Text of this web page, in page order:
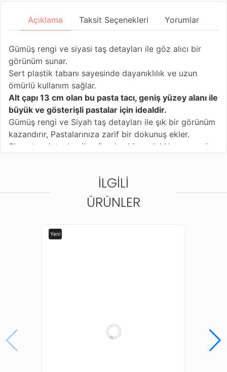
Açıklama Taksit Seçenekleri Yorumlar
Gümüş rengi ve siyasi taş detayları ile göz alıcı bir
görünüm sunar.
Sert plastik tabanı sayesinde dayanıklılık ve uzun
ömürlü kullanım sağlar.
Alt çapı 13 cm olan bu pasta tacı, geniş yüzey alanı ile
büyük ve gösterişli pastalar için idealdir.
Gümüş rengi ve Siyah taş detayları ile şık bir görünüm
kazandırır, Pastalarınıza zarif bir dokunuş ekler.
Siyas taş detayları ile göz alıcı bir parlaklık ve zengin
İLGILI
ÜRÜNLER
Yeni